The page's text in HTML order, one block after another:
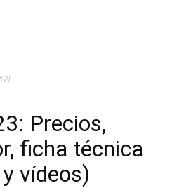
Precios,
ficha técnica
vídeos)